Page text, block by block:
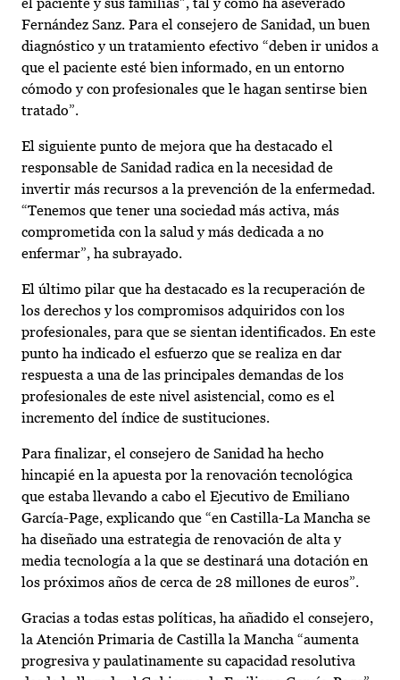
Fernández Sanz. Para el consejero de Sanidad, un buen
diagnóstico y un tratamiento efectivo “deben ir unidos a
que el paciente esté bien informado, en un entorno
cómodo y con profesionales que le hagan sentirse bien
tratado”.
El siguiente punto de mejora que ha destacado el
responsable de Sanidad radica en la necesidad de
invertir más recursos a la prevención de la enfermedad.
“Tenemos que tener una sociedad más activa, más
comprometida con la salud y más dedicada a no
enfermar”, ha subrayado.
El último pilar que ha destacado es la recuperación de
los derechos y los compromisos adquiridos con los
profesionales, para que se sientan identificados. En este
punto ha indicado el esfuerzo que se realiza en dar
respuesta a una de las principales demandas de los
profesionales de este nivel asistencial, como es el
incremento del índice de sustituciones.
Para finalizar, el consejero de Sanidad ha hecho
hincapié en la apuesta por la renovación tecnológica
que estaba llevando a cabo el Ejecutivo de Emiliano
García-Page, explicando que “en Castilla-La Mancha se
ha diseñado una estrategia de renovación de alta y
media tecnología a la que se destinará una dotación en
los próximos años de cerca de 28 millones de euros”.
Gracias a todas estas políticas, ha añadido el consejero,
la Atención Primaria de Castilla la Mancha “aumenta
progresiva y paulatinamente su capacidad resolutiva